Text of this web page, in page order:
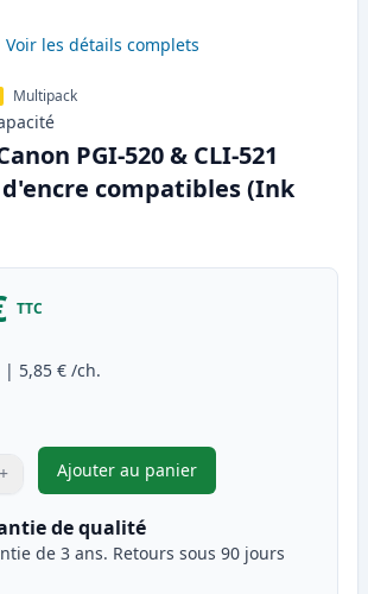
Voir les détails complets
Multipack
PGI-520 & CLI-521
compatibles (Ink
TTC
| 5,85 € /ch.
pour ajuster
+ Ajouter au panier
,Pack de 10 Canon PGI-520
de qualité
de 3 ans. Retours sous 90 jours